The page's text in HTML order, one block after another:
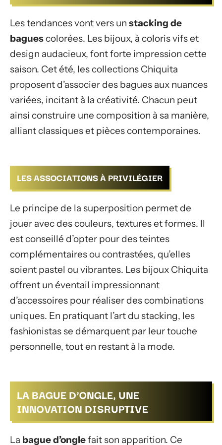
Les tendances vont vers un stacking de
baguescolorées. Les bijoux, à coloris vifs et
design audacieux, font forte impression cette
saison. Cet été, les collections Chiquita
proposent d’associer des bagues aux nuances
variées, incitant à la créativité. Chacun peut
ainsi construire une composition à sa manière,
alliant classiques et pièces contemporaines.
LES ASSOCIATIONS À PRIVILÉGIER
Le principe de la superposition permet de
jouer avec des couleurs, textures et formes. Il
est conseillé d’opter pour des teintes
complémentaires ou contrastées, qu’elles
soient pastel ou vibrantes. Les bijoux Chiquita
offrent un éventail impressionnant
d’accessoires pour réaliser des combinations
uniques. En pratiquant l’art du stacking, les
fashionistas se démarquent par leur touche
personnelle, tout en restant à la mode.
LA BAGUE D’ONGLE, UNE
INNOVATION DISRUPTIVE
La bague d’onglefait son apparition. Ce